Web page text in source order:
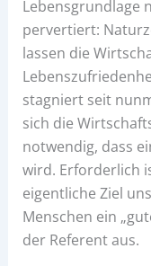
Lebensgrundlage
pervertiert:
lassen die
stagniert seit
sich die
notwendig, dass
wird. Erforderlich
eigentliche Ziel
Menschen ein
der Referent aus.